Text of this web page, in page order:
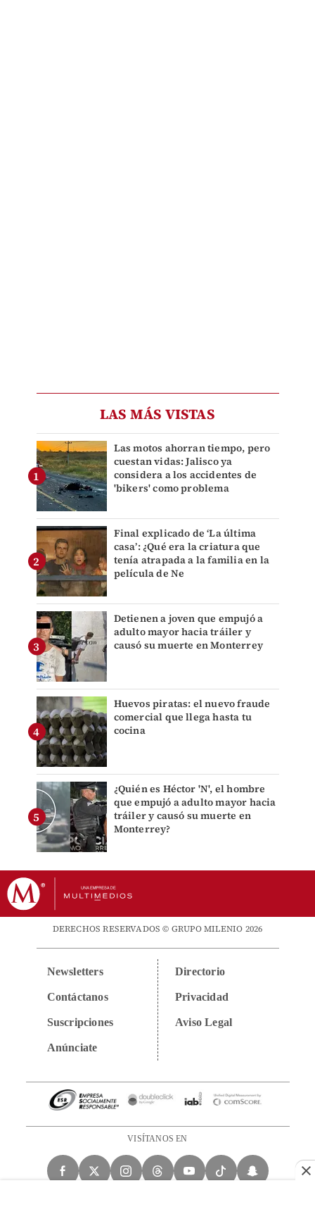
LAS MÁS VISTAS
Las motos ahorran tiempo, pero
cuestan vidas: Jalisco ya
considera a los accidentes de
'bikers' como problema
Final explicado de ‘La última
casa’: ¿Qué era la criatura que
tenía atrapada a la familia en la
película de Ne
Detienen a joven que empujó a
adulto mayor hacia tráiler y
causó su muerte en Monterrey
Huevos piratas: el nuevo fraude
comercial que llega hasta tu
cocina
¿Quién es Héctor 'N', el hombre
que empujó a adulto mayor hacia
tráiler y causó su muerte en
Monterrey?
DERECHOS RESERVADOS © GRUPO MILENIO 2026
Newsletters
Contáctanos
Suscripciones
Anúnciate
Directorio
Privacidad
Aviso Legal
VISÍTANOS EN